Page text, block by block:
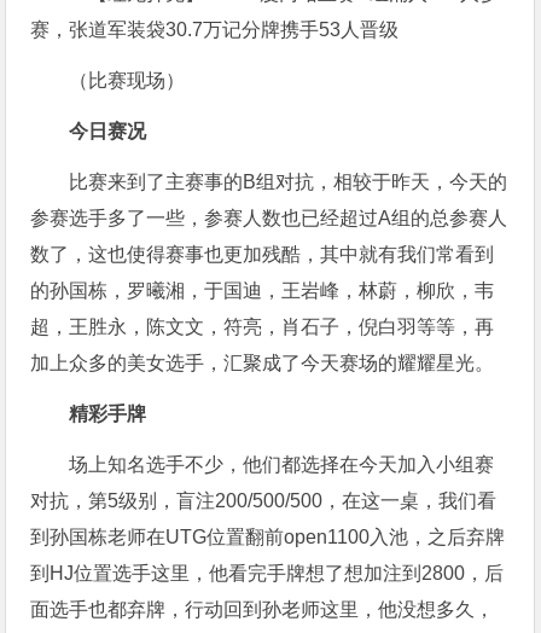
（比赛现场）
今日赛况
比赛来到了主赛事的B组对抗，相较于昨天，今天的
参赛选手多了一些，参赛人数也已经超过A组的总参赛人
数了，这也使得赛事也更加残酷，其中就有我们常看到
的孙国栋，罗曦湘，于国迪，王岩峰，林蔚，柳欣，韦
超，王胜永，陈文文，符亮，肖石子，倪白羽等等，再
加上众多的美女选手，汇聚成了今天赛场的耀耀星光。
精彩手牌
场上知名选手不少，他们都选择在今天加入小组赛
对抗，第5级别，盲注200/500/500，在这一桌，我们看
到孙国栋老师在UTG位置翻前open1100入池，之后弃牌
到HJ位置选手这里，他看完手牌想了想加注到2800，后
面选手也都弃牌，行动回到孙老师这里，他没想多久，